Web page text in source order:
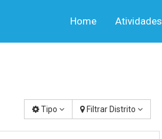
Home Atividades
Tipo Filtrar Distrito